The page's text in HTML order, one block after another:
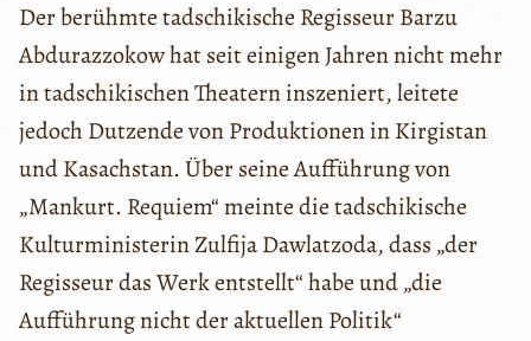
Der berühmte tadschikische Regisseur Barzu
Abdurazzokow hat seit einigen Jahren nicht mehr
in tadschikischen Theatern inszeniert, leitete
jedoch Dutzende von Produktionen in Kirgistan
und Kasachstan. Über seine Aufführung von
„Mankurt. Requiem“ meinte die tadschikische
Kulturministerin Zulfija Dawlatzoda, dass „der
Regisseur das Werk entstellt“ habe und „die
Aufführung nicht der aktuellen Politik“